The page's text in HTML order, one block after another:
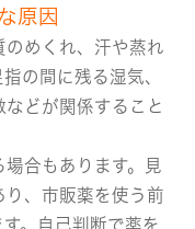
原因
のめくれ、汗や蒸れ
の間に残る湿気、
どが関係すること
合もあります。見
、市販薬を使う前
。自己判断で薬を